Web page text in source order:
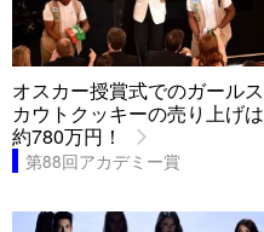
オスカー授賞式でのガールス
カウトクッキーの売り上げは
約780万円！
第88回アカデミー賞